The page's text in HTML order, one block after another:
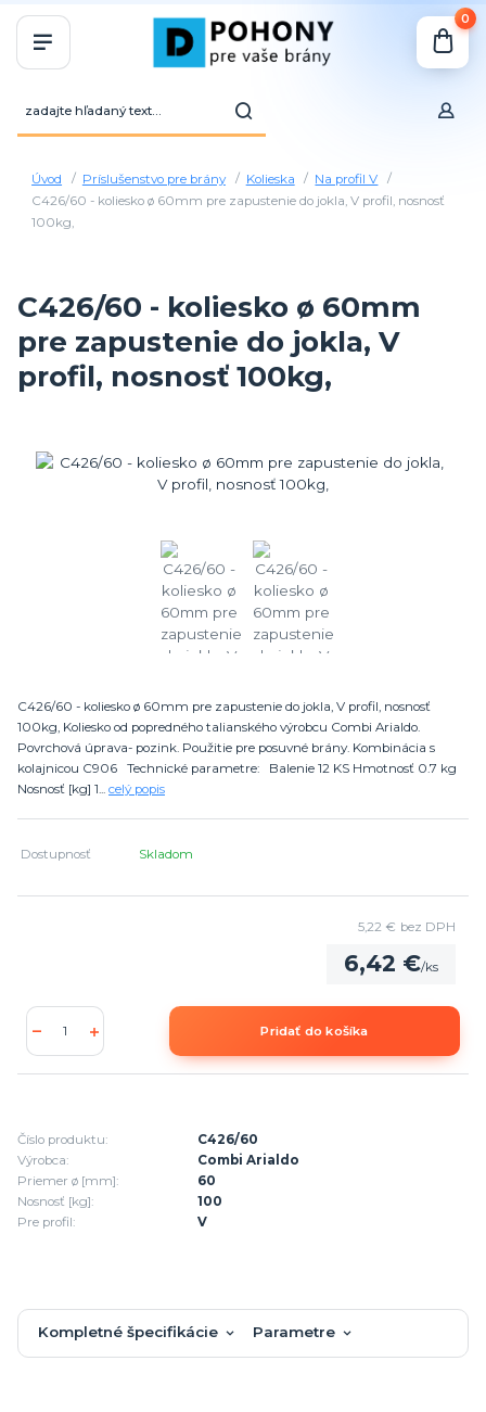
0
Úvod Príslušenstvo pre brány Kolieska
Na profil V
C426/60 - koliesko ø 60mm pre zapustenie do jokla, V profil, nosnosť
100kg,
C426/60 - koliesko ø 60mm
pre zapustenie do jokla, V
profil, nosnosť 100kg,
C426/60 - koliesko ø 60mm pre zapustenie do jokla, V profil, nosnosť
100kg, Koliesko od popredného talianského výrobcu Combi Arialdo.
Povrchová úprava- pozink. Použitie pre posuvné brány. Kombinácia s
kolajnicou C906 Technické parametre: Balenie 12 KS Hmotnosť 0.7 kg
Nosnosť [kg] 1... celý popis
Dostupnosť Skladom
6,42 €/ks
5,22 € bez DPH
Pridať do košíka
Číslo produktu:
C426/60
Výrobca:
Combi Arialdo
Priemer ø [mm]:
60
Nosnosť [kg]:
100
Pre profil:
V
Kompletné špecifikácie Parametre